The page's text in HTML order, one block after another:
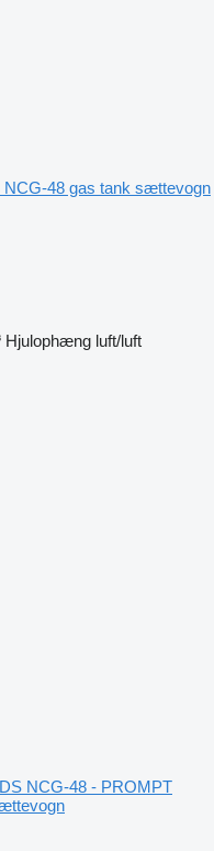
NCG-48 gas tank sættevogn
Hjulophæng luft/luft
NCG-48 - PROMPT